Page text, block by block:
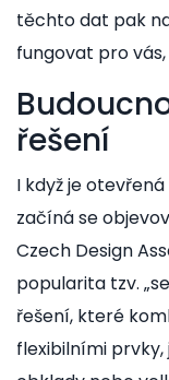
těchto dat pak
fungovat pro
řešení
I když je
začíná se
Czech Design
popularita tzv.
řešení, které
flexibilními